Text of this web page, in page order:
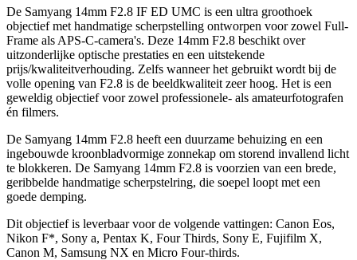
De Samyang 14mm F2.8 IF ED UMC is een ultra groothoek
objectief met handmatige scherpstelling ontworpen voor zowel Full-
Frame als APS-C-camera's. Deze 14mm F2.8 beschikt over
uitzonderlijke optische prestaties en een uitstekende
prijs/kwaliteitverhouding. Zelfs wanneer het gebruikt wordt bij de
volle opening van F2.8 is de beeldkwaliteit zeer hoog. Het is een
geweldig objectief voor zowel professionele- als amateurfotografen
én filmers.
De Samyang 14mm F2.8 heeft een duurzame behuizing en een
ingebouwde kroonbladvormige zonnekap om storend invallend licht
te blokkeren. De Samyang 14mm F2.8 is voorzien van een brede,
geribbelde handmatige scherpstelring, die soepel loopt met een
goede demping.
Dit objectief is leverbaar voor de volgende vattingen: Canon Eos,
Nikon F*, Sony a, Pentax K, Four Thirds, Sony E, Fujifilm X,
Canon M, Samsung NX en Micro Four-thirds.